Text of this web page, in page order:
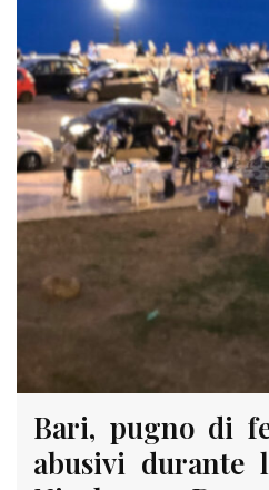
Bari, pugno di
abusivi durante